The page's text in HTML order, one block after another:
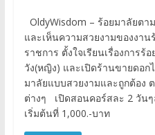
OldyWisdom – ร้อยมาลัยต
และเห็นความสวยงามของงาน
ราชการ ตั้งใจเรียนเรื่องการร้
วัง(หญิง) และเปิดร้านขายดอ
มาลัยแบบสวยงามและถูกต้อง
ต่างๆ เปิดสอนคอร์สละ 2 วัน
เริ่มต้นที่ 1,000.-บาท